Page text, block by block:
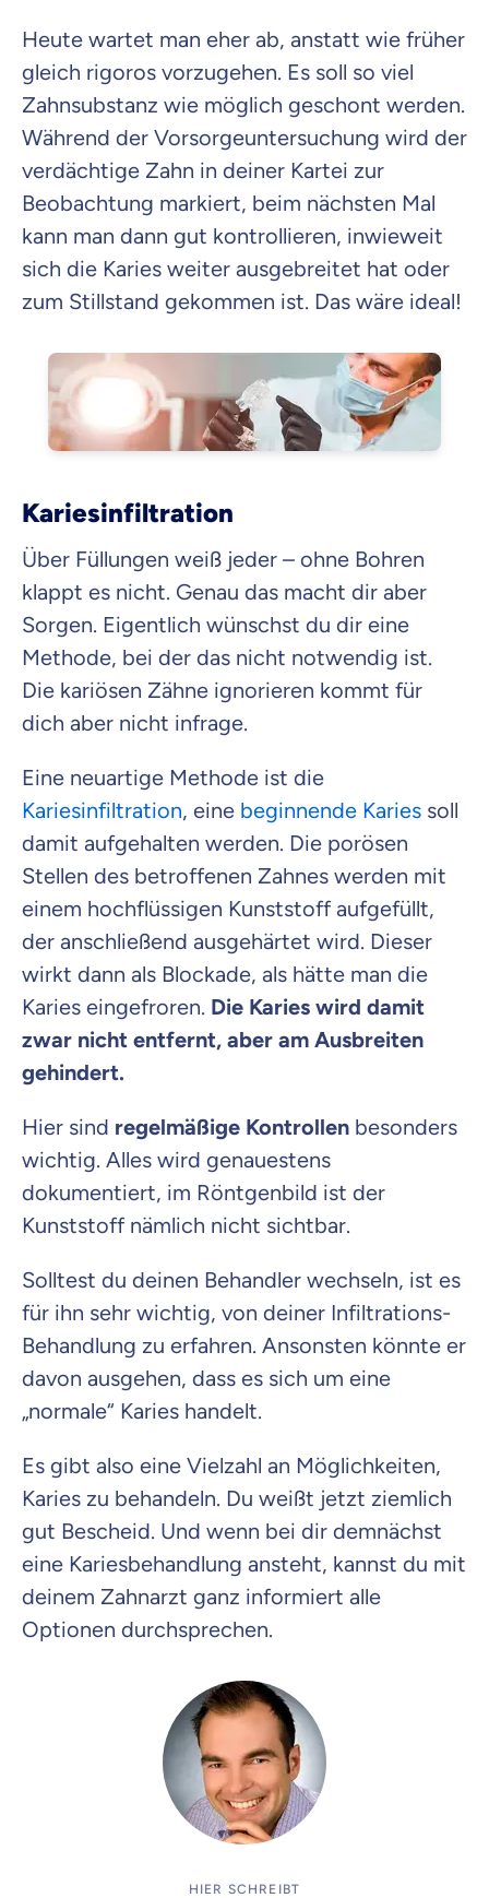
Heute wartet man eher ab, anstatt wie früher
gleich rigoros vorzugehen. Es soll so viel
Zahnsubstanz wie möglich geschont werden.
Während der Vorsorgeuntersuchung wird der
verdächtige Zahn in deiner Kartei zur
Beobachtung markiert, beim nächsten Mal
kann man dann gut kontrollieren, inwieweit
sich die Karies weiter ausgebreitet hat oder
zum Stillstand gekommen ist. Das wäre ideal!
Kariesinfiltration
Über Füllungen weiß jeder – ohne Bohren
klappt es nicht. Genau das macht dir aber
Sorgen. Eigentlich wünschst du dir eine
Methode, bei der das nicht notwendig ist.
Die kariösen Zähne ignorieren kommt für
dich aber nicht infrage.
Eine neuartige Methode ist die
Kariesinfiltration, eine beginnende Karies soll
damit aufgehalten werden. Die porösen
Stellen des betroffenen Zahnes werden mit
einem hochflüssigen Kunststoff aufgefüllt,
der anschließend ausgehärtet wird. Dieser
wirkt dann als Blockade, als hätte man die
Karies eingefroren. Die Karies wird damit
zwar nicht entfernt, aber am Ausbreiten
gehindert.
Hier sind regelmäßige Kontrollen besonders
wichtig. Alles wird genauestens
dokumentiert, im Röntgenbild ist der
Kunststoff nämlich nicht sichtbar.
Solltest du deinen Behandler wechseln, ist es
für ihn sehr wichtig, von deiner Infiltrations-
Behandlung zu erfahren. Ansonsten könnte er
davon ausgehen, dass es sich um eine
„normale“ Karies handelt.
Es gibt also eine Vielzahl an Möglichkeiten,
Karies zu behandeln. Du weißt jetzt ziemlich
gut Bescheid. Und wenn bei dir demnächst
eine Kariesbehandlung ansteht, kannst du mit
deinem Zahnarzt ganz informiert alle
Optionen durchsprechen.
HIER SCHREIBT